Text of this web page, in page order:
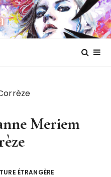
de Shaya
Meriem
ÉTRANGÈRE